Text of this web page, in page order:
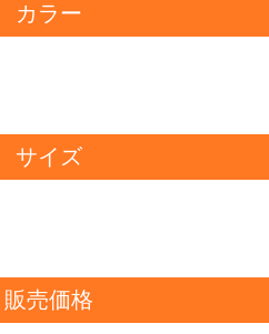
カラー
サイズ
販売価格